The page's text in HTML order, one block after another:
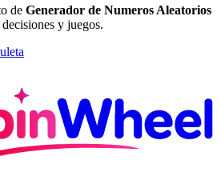
de Generador de Numeros Aleatorios
y juegos.